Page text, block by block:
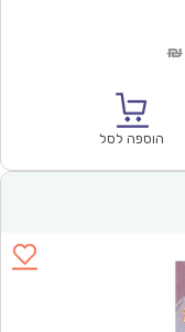
₪
הוספה לסל